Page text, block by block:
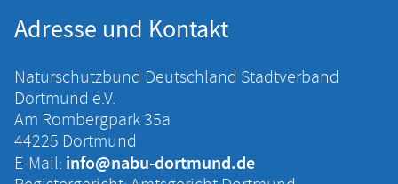
Adresse und Kontakt
Naturschutzbund Deutschland Stadtverband
Dortmund e.V.
Am Rombergpark 35a
44225 Dortmund
E-Mail: info@nabu-dortmund.de